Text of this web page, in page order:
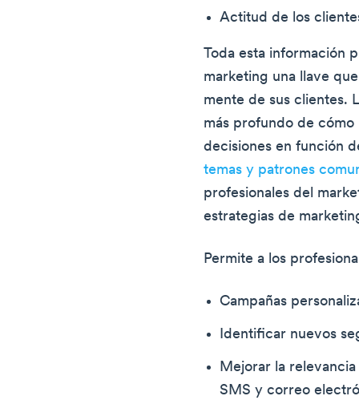
Actitud de los
Toda esta información
marketing una llave
mente de sus clientes.
más profundo de
decisiones en función
temas y patrones
profesionales del
estrategias de
Permite a los
Campañas
Identificar nuevos
Mejorar la
SMS y correo